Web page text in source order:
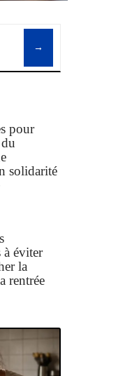
pour
solidarité
à éviter
la
rentrée